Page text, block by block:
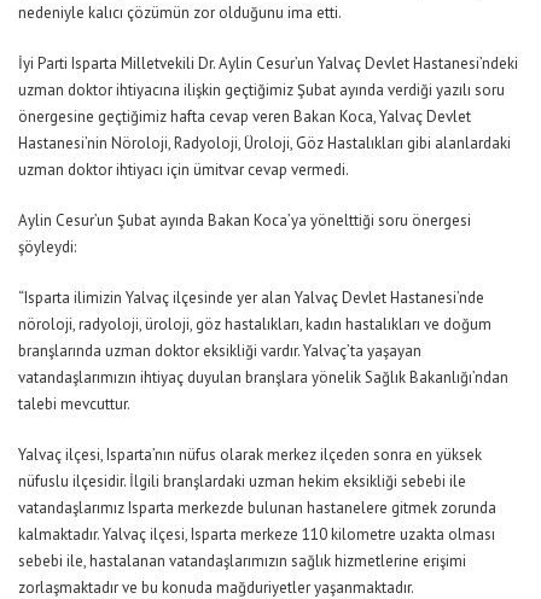
nedeniyle kalıcı çözümün zor olduğunu ima etti.
İyi Parti Isparta Milletvekili Dr. Aylin Cesur’un Yalvaç Devlet Hastanesi’ndeki
uzman doktor ihtiyacına ilişkin geçtiğimiz Şubat ayında verdiği yazılı soru
önergesine geçtiğimiz hafta cevap veren Bakan Koca, Yalvaç Devlet
Hastanesi’nin Nöroloji, Radyoloji, Üroloji, Göz Hastalıkları gibi alanlardaki
uzman doktor ihtiyacı için ümitvar cevap vermedi.
Aylin Cesur’un Şubat ayında Bakan Koca’ya yönelttiği soru önergesi
şöyleydi:
“Isparta ilimizin Yalvaç ilçesinde yer alan Yalvaç Devlet Hastanesi’nde
nöroloji, radyoloji, üroloji, göz hastalıkları, kadın hastalıkları ve doğum
branşlarında uzman doktor eksikliği vardır. Yalvaç’ta yaşayan
vatandaşlarımızın ihtiyaç duyulan branşlara yönelik Sağlık Bakanlığı’ndan
talebi mevcuttur.
Yalvaç ilçesi, Isparta’nın nüfus olarak merkez ilçeden sonra en yüksek
nüfuslu ilçesidir. İlgili branşlardaki uzman hekim eksikliği sebebi ile
vatandaşlarımız Isparta merkezde bulunan hastanelere gitmek zorunda
kalmaktadır. Yalvaç ilçesi, Isparta merkeze 110 kilometre uzakta olması
sebebi ile, hastalanan vatandaşlarımızın sağlık hizmetlerine erişimi
zorlaşmaktadır ve bu konuda mağduriyetler yaşanmaktadır.